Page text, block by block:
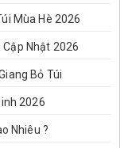
Mùa Hè 2026
Cập Nhật 2026
Bỏ Túi
2026
Nhiêu ?